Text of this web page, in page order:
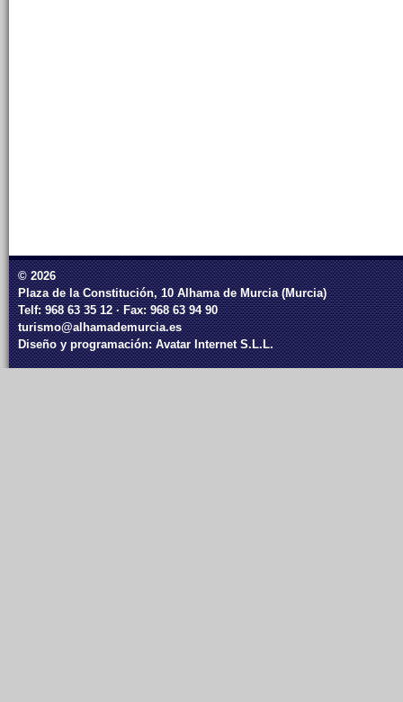
© 2026
Plaza de la Constitución, 10 Alhama de Murcia (Murcia)
Telf: 968 63 35 12 · Fax: 968 63 94 90
turismo@alhamademurcia.es
Diseño y programación:Avatar Internet S.L.L.